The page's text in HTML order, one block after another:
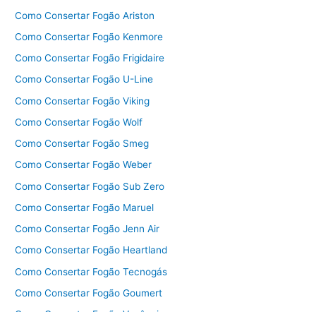
Como Consertar Fogão Ariston
Como Consertar Fogão Kenmore
Como Consertar Fogão Frigidaire
Como Consertar Fogão U-Line
Como Consertar Fogão Viking
Como Consertar Fogão Wolf
Como Consertar Fogão Smeg
Como Consertar Fogão Weber
Como Consertar Fogão Sub Zero
Como Consertar Fogão Maruel
Como Consertar Fogão Jenn Air
Como Consertar Fogão Heartland
Como Consertar Fogão Tecnogás
Como Consertar Fogão Goumert